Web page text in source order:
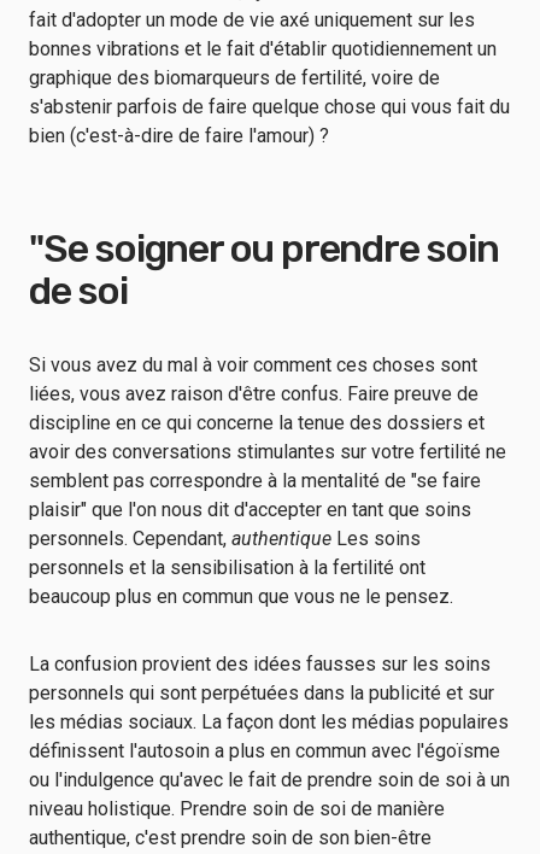
fait d'adopter un mode de vie axé uniquement sur les
bonnes vibrations et le fait d'établir quotidiennement un
graphique des biomarqueurs de fertilité, voire de
s'abstenir parfois de faire quelque chose qui vous fait du
bien (c'est-à-dire de faire l'amour) ?
"Se soigner ou prendre soin
de soi
Si vous avez du mal à voir comment ces choses sont
liées, vous avez raison d'être confus. Faire preuve de
discipline en ce qui concerne la tenue des dossiers et
avoir des conversations stimulantes sur votre fertilité ne
semblent pas correspondre à la mentalité de "se faire
plaisir" que l'on nous dit d'accepter en tant que soins
personnels. Cependant, authentique Les soins
personnels et la sensibilisation à la fertilité ont
beaucoup plus en commun que vous ne le pensez.
La confusion provient des idées fausses sur les soins
personnels qui sont perpétuées dans la publicité et sur
les médias sociaux. La façon dont les médias populaires
définissent l'autosoin a plus en commun avec l'égoïsme
ou l'indulgence qu'avec le fait de prendre soin de soi à un
niveau holistique. Prendre soin de soi de manière
authentique, c'est prendre soin de son bien-être